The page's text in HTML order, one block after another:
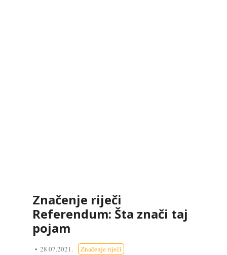
Značenje riječi
Referendum: Šta znači taj
pojam
28.07.2021. Značenje riječi